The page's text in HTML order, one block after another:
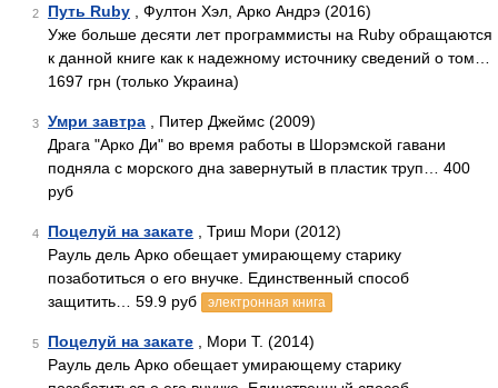
2 Путь Ruby , Фултон Хэл, Арко Андрэ (2016)
Уже больше десяти лет программисты на Ruby обращаются
к данной книге как к надежному источнику сведений о том…
1697 грн (только Украина)
3 Умри завтра , Питер Джеймс (2009)
Драга "Арко Ди" во время работы в Шорэмской гавани
подняла с морского дна завернутый в пластик труп… 400
руб
4 Поцелуй на закате , Триш Мори (2012)
Рауль дель Арко обещает умирающему старику
позаботиться о его внучке. Единственный способ
защитить… 59.9 руб
электронная книга
5 Поцелуй на закате , Мори Т. (2014)
Рауль дель Арко обещает умирающему старику